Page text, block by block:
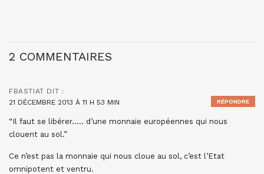
2 COMMENTAIRES
FBASTIAT DIT :
21 DÉCEMBRE 2013 À 11 H 53 MIN
“Il faut se libérer….. d’une monnaie européennes qui nous
clouent au sol.”
Ce n’est pas la monnaie qui nous cloue au sol, c’est l’Etat
omnipotent et ventru.
RÉPONDRE